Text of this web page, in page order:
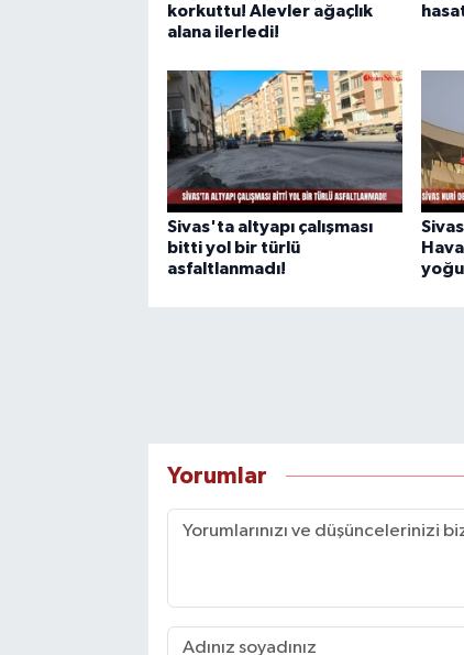
korkuttu! Alevler ağaçlık
alana ilerledi!
Sivas'ta altyapı çalışması
bitti yol bir türlü
asfaltlanmadı!
Yorumlar